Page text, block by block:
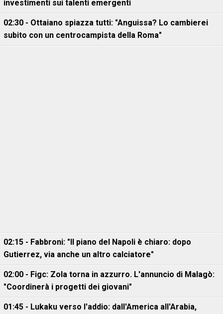
investimenti sui talenti emergenti
02:30 - Ottaiano spiazza tutti: "Anguissa? Lo cambierei
subito con un centrocampista della Roma"
02:15 - Fabbroni: "Il piano del Napoli è chiaro: dopo
Gutierrez, via anche un altro calciatore"
02:00 - Figc: Zola torna in azzurro. L'annuncio di Malagò:
"Coordinerà i progetti dei giovani"
01:45 - Lukaku verso l'addio: dall'America all'Arabia,